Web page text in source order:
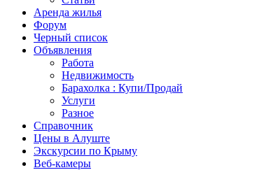
Аренда жилья
Форум
Черный список
Объявления
Работа
Недвижимость
Барахолка : Купи/Продай
Услуги
Разное
Справочник
Цены в Алуште
Экскурсии по Крыму
Веб-камеры